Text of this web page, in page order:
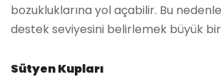
bozukluklarına yol açabilir. Bu
destek seviyesini belirlemek büyük
Sütyen Kupları